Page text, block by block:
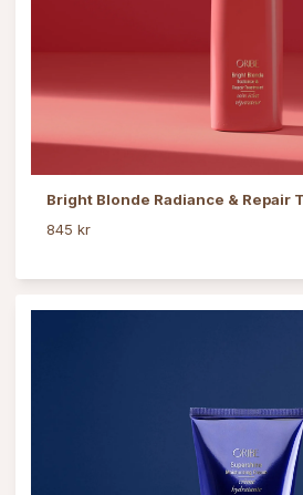
Bright Blonde Radiance & Repair
845 kr